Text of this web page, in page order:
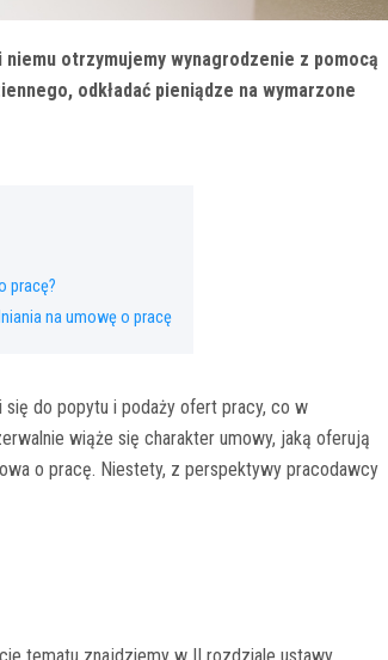
otrzymujemy wynagrodzenie z pomocą
odkładać pieniądze na wymarzone
pracę?
na umowę o pracę
do popytu i podaży ofert pracy, co w
wiąże się charakter umowy, jaką oferują
o pracę. Niestety, z perspektywy pracodawcy